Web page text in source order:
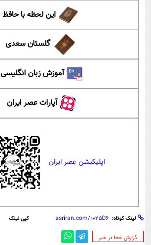
این لحظه با حافظ
گلستان سعدی
آموزش زبان انگلیسی
آپارات عصر ایران
اپلیکیشن عصر ایران
لینک کوتاه: کپی لینک
‌گزارش خطا در خبر